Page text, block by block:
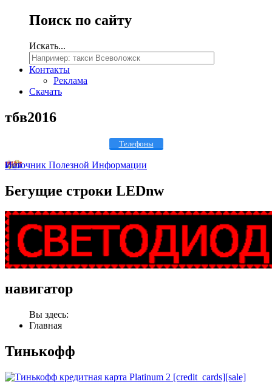
Поиск по сайту
Искать...
Контакты
Реклама
Скачать
тбв2016
Телефоны
Источник Полезной Информации
Бегущие строки LEDnw
навигатор
Вы здесь:
Главная
Тинькофф